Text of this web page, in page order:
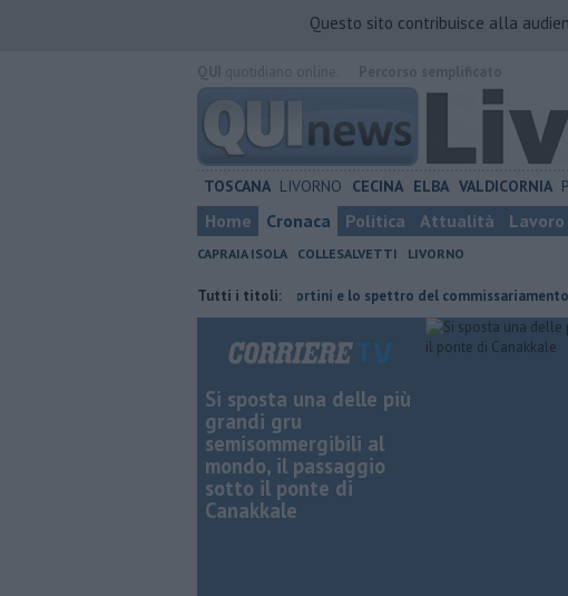
Questo sito contribuisce alla
TOSCANA LIVORNO CECINA ELBA VALDICORNIA
Home Cronaca Politica Attualità Lavoro
CAPRAIA ISOLA COLLESALVETTI LIVORNO
Tutti i titoli:
Retiambiente, il dopo Fortini e lo spettro del commissariamento
Si sposta una delle più
grandi gru
semisommergibili al
mondo, il passaggio
sotto il ponte di
Canakkale